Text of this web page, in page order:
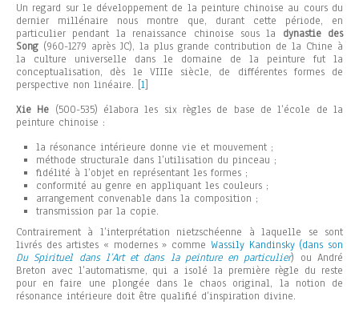
Un regard sur le développement de la peinture chinoise au cours du
dernier millénaire nous montre que, durant cette période, en
particulier pendant la renaissance chinoise sous la dynastie des
Song (960-1279 après JC), la plus grande contribution de la Chine à
la culture universelle dans le domaine de la peinture fut la
conceptualisation, dès le VIIIe siècle, de différentes formes de
perspective non linéaire. [1]
Xie He (500-535) élabora les six règles de base de l’école de la
peinture chinoise :
la résonance intérieure donne vie et mouvement ;
méthode structurale dans l’utilisation du pinceau ;
fidélité à l’objet en représentant les formes ;
conformité au genre en appliquant les couleurs ;
arrangement convenable dans la composition ;
transmission par la copie.
Contrairement à l’interprétation nietzschéenne à laquelle se sont
livrés des artistes « modernes » comme WassilyKandinsky(dans son
Du Spirituel dans l’Art et dans la peinture en particulier) ou André
Breton avec l’automatisme, qui a isolé la première règle du reste
pour en faire une plongée dans le chaos original, la notion de
résonance intérieure doit être qualifié d’inspiration divine.